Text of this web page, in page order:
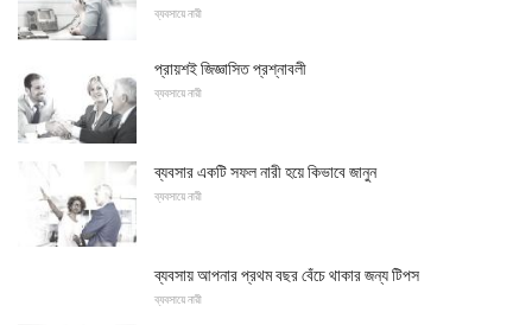
ব্যবসায়ে নারী
প্রায়শই জিজ্ঞাসিত প্রশ্নাবলী
ব্যবসায়ে নারী
ব্যবসার একটি সফল নারী হয়ে কিভাবে জানুন
ব্যবসায়ে নারী
ব্যবসায় আপনার প্রথম বছর বেঁচে থাকার জন্য টিপস
ব্যবসায়ে নারী